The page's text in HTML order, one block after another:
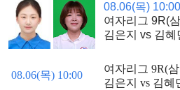
08.06(목) 10:00
여자리그 9R(
김은지 vs 김혜
08.06(목) 10:00
여자리그 9R(
김은지 vs 김혜